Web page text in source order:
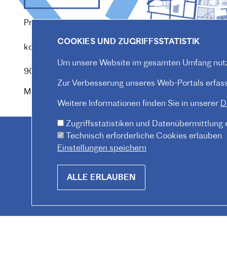
Praterstraße 38, 1020 Wien
kommunikation@institutfr.at
(+43) (01) - 90 90 89
90
Mitarbeiter*innen finden
COOKIES UND ZUGRIFFSSTATISTIK
Um unsere Website im gesamten Umfang
Zur Verbesserung unseres Web-Portals
Weitere Informationen finden Sie in unserer
Zugriffsstatistiken und Datenübermittlung
Technisch erforderliche Cookies erlauben
Einstellungen speichern
ALLE ERLAUBEN